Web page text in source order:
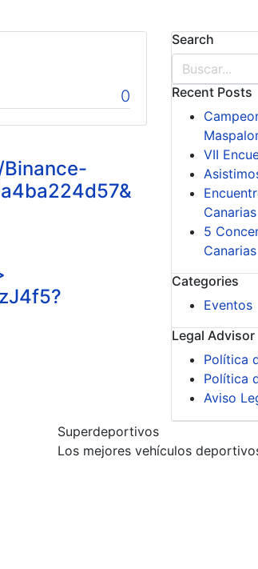
0
Search
Recent Posts
VII
Canarias
5
Canarias
Categories
Eventos
Legal Advisor
Política
Política
Aviso
Superdeportivos
Los mejores vehículos